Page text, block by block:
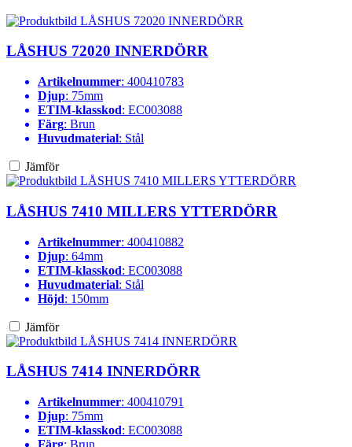
LÅSHUS 72020 INNERDÖRR
Artikelnummer: 400410783
Djup: 75mm
ETIM-klasskod: EC003088
Färg: Brun
Huvudmaterial: Stål
Jämför
LÅSHUS 7410 MILLERS YTTERDÖRR
Artikelnummer: 400410882
Djup: 64mm
ETIM-klasskod: EC003088
Huvudmaterial: Stål
Höjd: 150mm
Jämför
LÅSHUS 7414 INNERDÖRR
Artikelnummer: 400410791
Djup: 75mm
ETIM-klasskod: EC003088
Färg: Brun